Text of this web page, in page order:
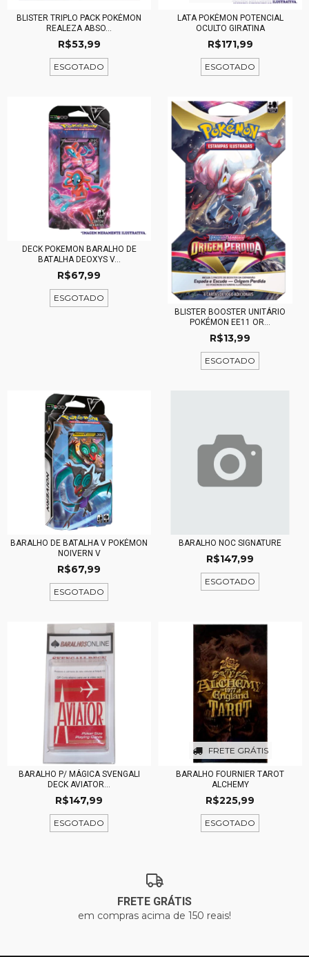
BLISTER TRIPLO PACK POKÉMON
REALEZA ABSO...
R$53,99
ESGOTADO
LATA POKÉMON POTENCIAL
OCULTO GIRATINA
R$171,99
ESGOTADO
DECK POKEMON BARALHO DE
BATALHA DEOXYS V...
R$67,99
ESGOTADO
BLISTER BOOSTER UNITÁRIO
POKÉMON EE11 OR...
R$13,99
ESGOTADO
BARALHO DE BATALHA V POKÉMON
NOIVERN V
R$67,99
ESGOTADO
BARALHO NOC SIGNATURE
R$147,99
ESGOTADO
BARALHO P/ MÁGICA SVENGALI
DECK AVIATOR...
R$147,99
ESGOTADO
FRETE GRÁTIS
BARALHO FOURNIER TAROT
ALCHEMY
R$225,99
ESGOTADO
FRETE GRÁTIS
em compras acima de 150 reais!